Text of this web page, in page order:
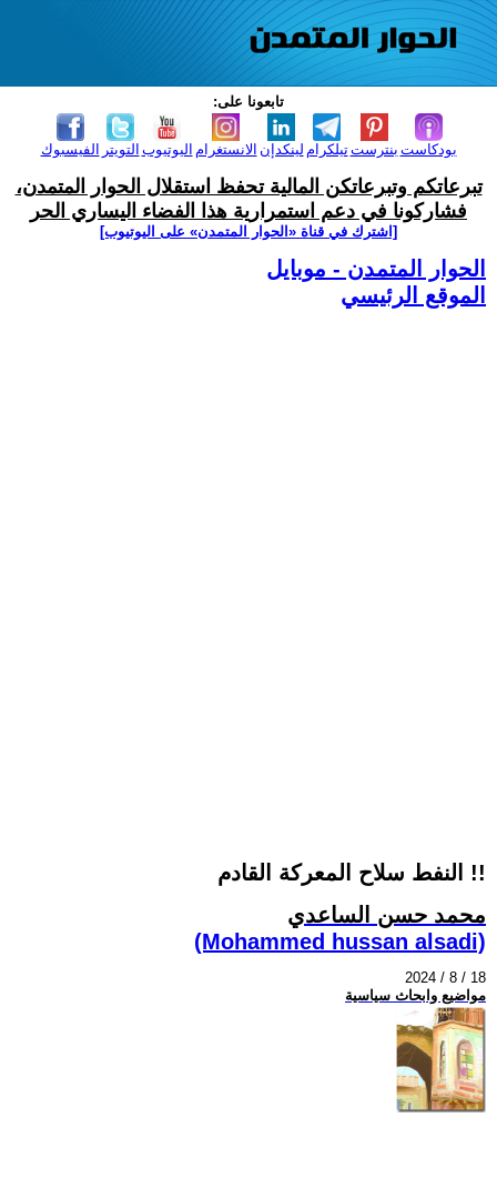
تابعونا على:
الفيسبوك التويتر اليوتيوب الانستغرام لينكدإن تيلكرامبنترست بودكاست
تبرعاتكم وتبرعاتكن المالية تحفظ استقلال الحوار المتمدن،
فشاركونا في دعم استمرارية هذا الفضاء اليساري الحر
[اشترك في قناة ‫«الحوار المتمدن» على اليوتيوب]
الحوار المتمدن - موبايل
الموقع الرئيسي
النفط سلاح المعركة القادم !!
محمد حسن الساعدي
(Mohammed hussan alsadi)
2024 / 8 / 18
مواضيع وابحاث سياسية